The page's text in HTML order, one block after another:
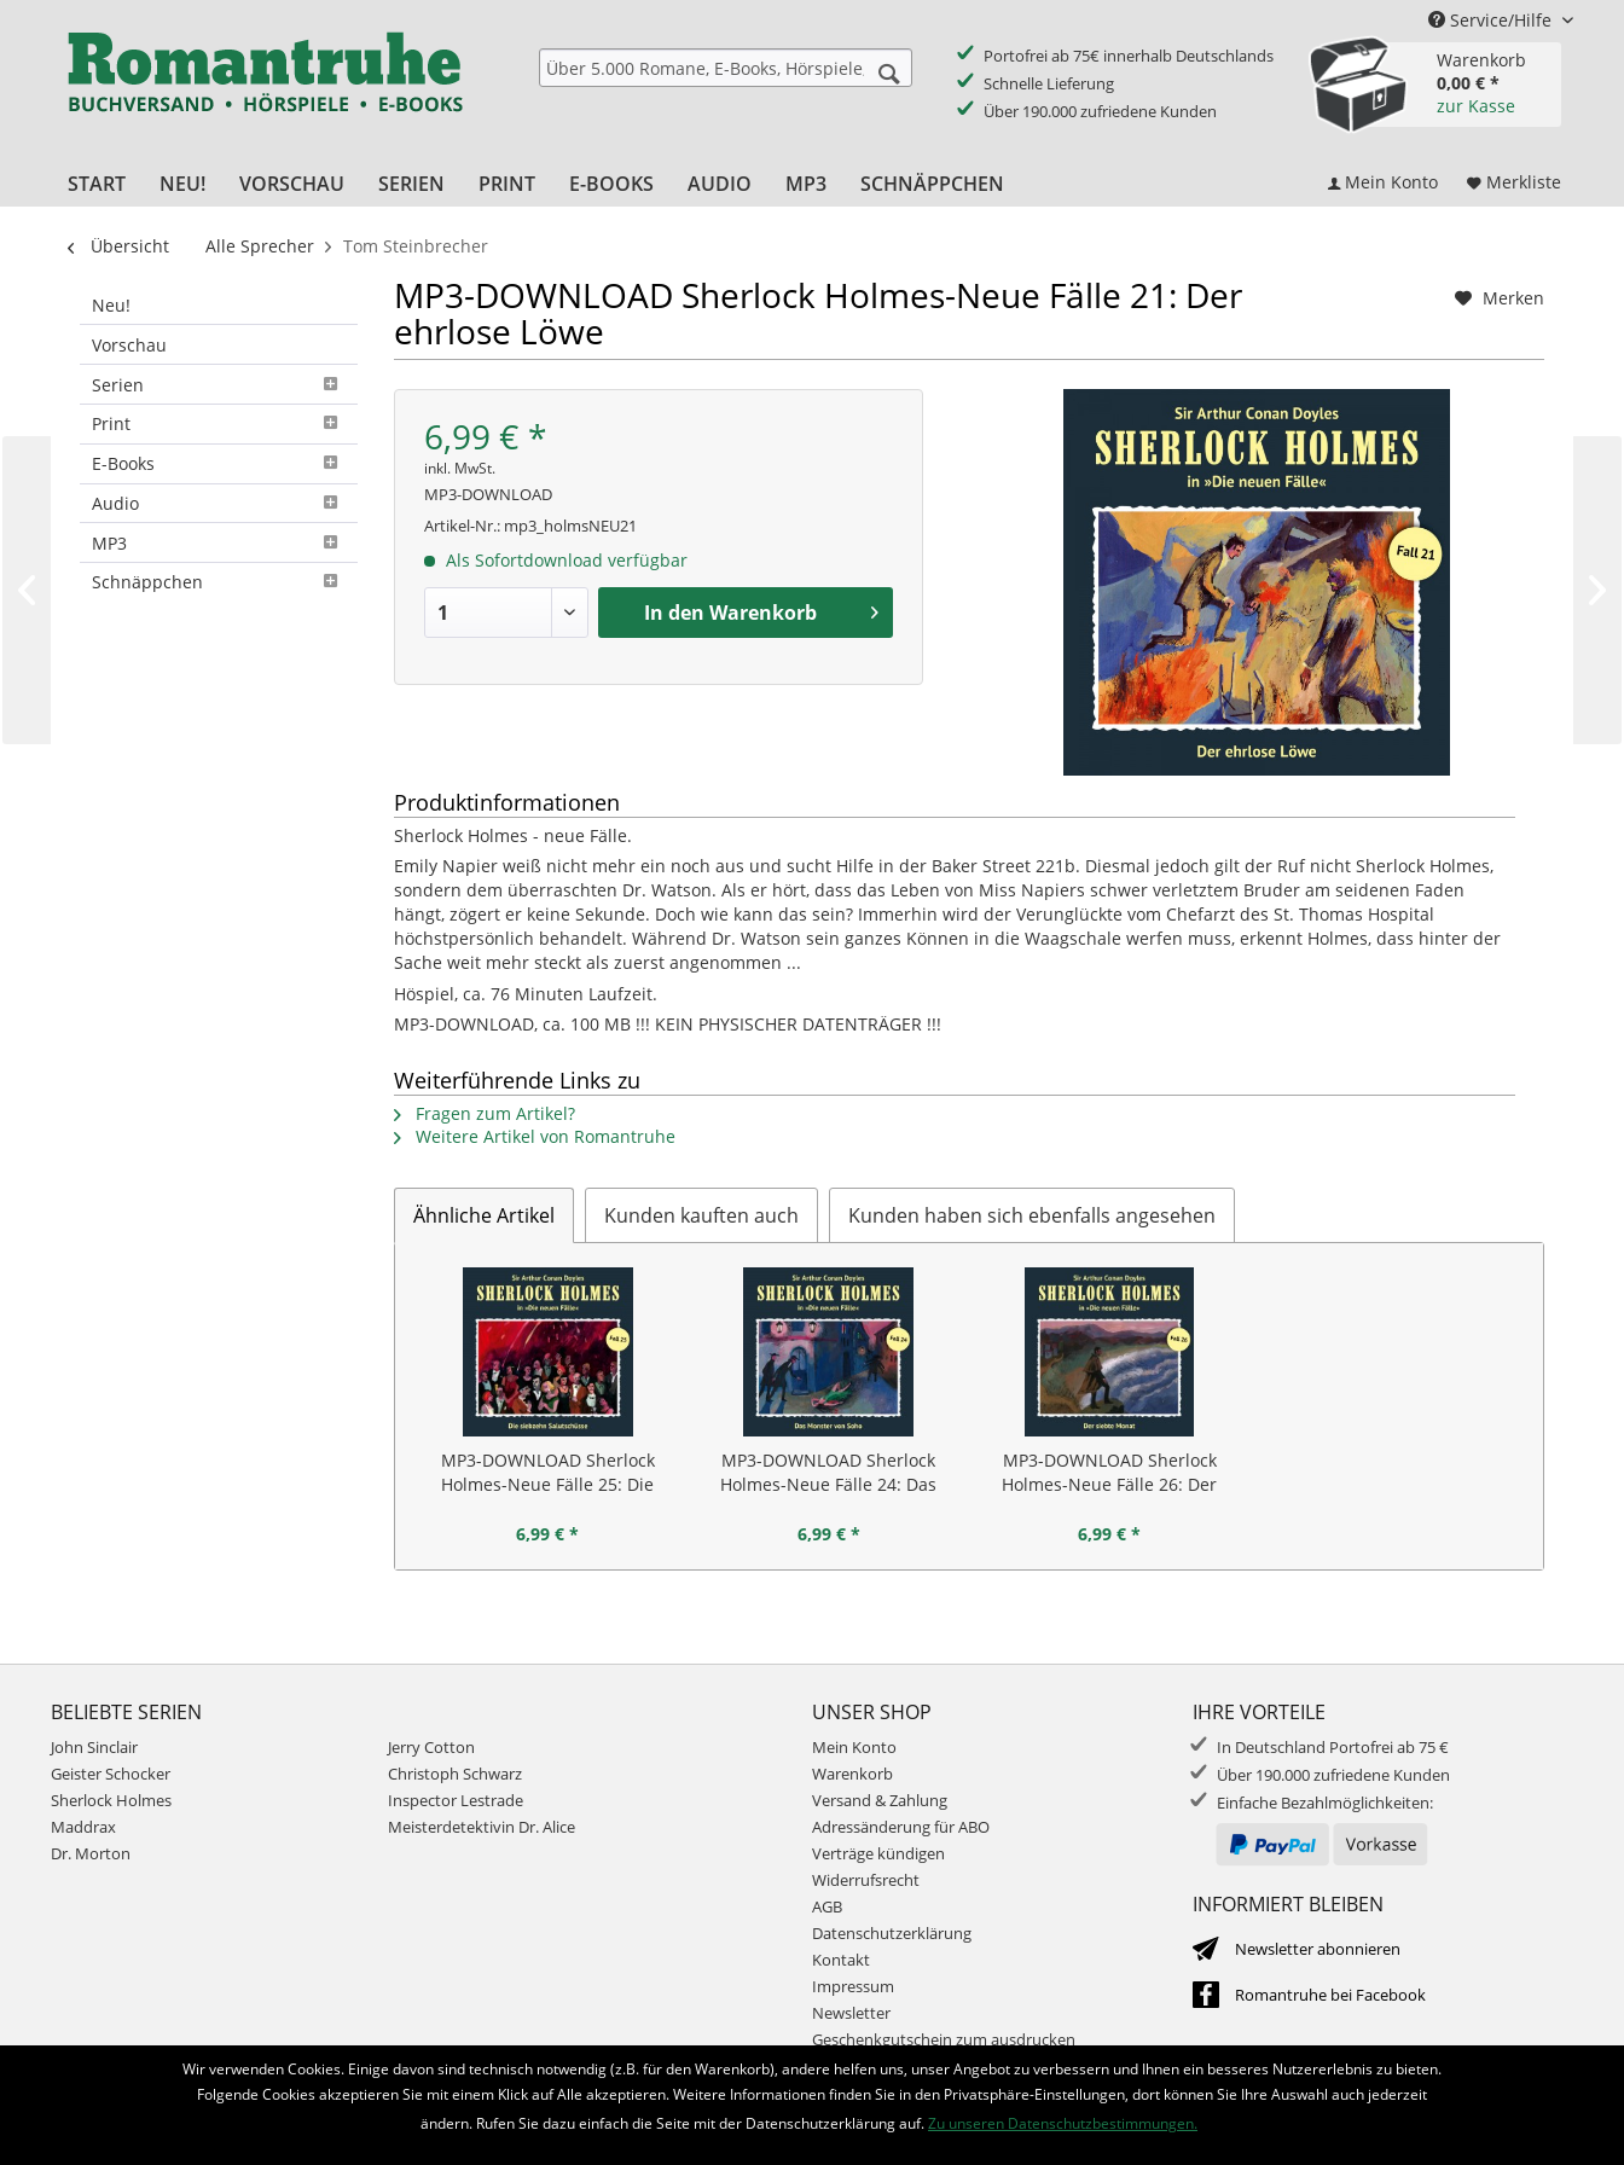
Service/Hilfe
Portofrei ab 75€ innerhalb Deutschlands
Schnelle Lieferung
Über 190.000 zufriedene Kunden
Warenkorb
0,00 € *
zur Kasse
START NEU! VORSCHAU SERIEN PRINT E-BOOKS AUDIO MP3 SCHNÄPPCHEN Mein Konto Merkliste
Übersicht Alle Sprecher Tom Steinbrecher
Neu!
Vorschau
Serien
Print
E-Books
Audio
MP3
Schnäppchen
Merken
MP3-DOWNLOAD Sherlock Holmes-Neue Fälle 21: Der
ehrlose Löwe
6,99 € *
inkl. MwSt.
MP3-DOWNLOAD
Artikel-Nr.: mp3_holmsNEU21
Als Sofortdownload verfügbar
In den Warenkorb
Produktinformationen
Sherlock Holmes - neue Fälle.
Emily Napier weiß nicht mehr ein noch aus und sucht Hilfe in der Baker Street 221b. Diesmal jedoch gilt der Ruf nicht Sherlock Holmes,
sondern dem überraschten Dr. Watson. Als er hört, dass das Leben von Miss Napiers schwer verletztem Bruder am seidenen Faden
hängt, zögert er keine Sekunde. Doch wie kann das sein? Immerhin wird der Verunglückte vom Chefarzt des St. Thomas Hospital
höchstpersönlich behandelt. Während Dr. Watson sein ganzes Können in die Waagschale werfen muss, erkennt Holmes, dass hinter der
Sache weit mehr steckt als zuerst angenommen ...
Höspiel, ca. 76 Minuten Laufzeit.
MP3-DOWNLOAD, ca. 100 MB !!! KEIN PHYSISCHER DATENTRÄGER !!!
Weiterführende Links zu
Fragen zum Artikel?
Weitere Artikel von Romantruhe
Ähnliche Artikel Kunden kauften auch Kunden haben sich ebenfalls angesehen
MP3-DOWNLOAD Sherlock
Holmes-Neue Fälle 25: Die
6,99 € *
MP3-DOWNLOAD Sherlock
Holmes-Neue Fälle 24: Das
6,99 € *
MP3-DOWNLOAD Sherlock
Holmes-Neue Fälle 26: Der
6,99 € *
BELIEBTE SERIEN
John Sinclair
Geister Schocker
Sherlock Holmes
Maddrax
Dr. Morton
Jerry Cotton
Christoph Schwarz
Inspector Lestrade
Meisterdetektivin Dr. Alice
UNSER SHOP
Mein Konto
Warenkorb
Versand & Zahlung
Adressänderung für ABO
Verträge kündigen
Widerrufsrecht
AGB
Datenschutzerklärung
Kontakt
Impressum
Newsletter
Geschenkgutschein zum ausdrucken
IHRE VORTEILE
In Deutschland Portofrei ab 75 €
Über 190.000 zufriedene Kunden
Einfache Bezahlmöglichkeiten:
INFORMIERT BLEIBEN
Newsletter abonnieren
Romantruhe bei Facebook
Bestellung widerrufen
Wir verwenden Cookies. Einige davon sind technisch notwendig (z.B. für den Warenkorb), andere helfen uns, unser Angebot zu verbessern und Ihnen ein besseres Nutzererlebnis zu bieten.
Folgende Cookies akzeptieren Sie mit einem Klick auf Alle akzeptieren. Weitere Informationen finden Sie in den Privatsphäre-Einstellungen, dort können Sie Ihre Auswahl auch jederzeit
ändern. Rufen Sie dazu einfach die Seite mit der Datenschutzerklärung auf.Zu unseren Datenschutzbestimmungen.